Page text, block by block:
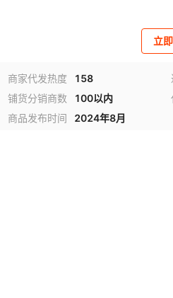
立
商家代发热度 158
铺货分销商数
100以内
商品发布时间
2024年8月